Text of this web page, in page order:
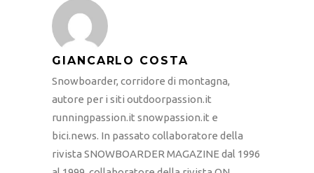
GIANCARLO COSTA
Snowboarder, corridore di montagna,
autore per i siti outdoorpassion.it
runningpassion.it snowpassion.it e
bici.news. In passato collaboratore della
rivista SNOWBOARDER MAGAZINE dal 1996